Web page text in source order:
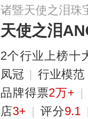
珠宝产品，致力于
诸暨天使之泪珠
天使之泪
2个行业上榜十
凤冠 | 行业模范
品牌得票2万+ |
店3+ | 评分9.1